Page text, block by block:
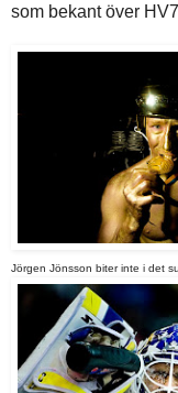
som bekant över
Jörgen Jönsson biter inte i det